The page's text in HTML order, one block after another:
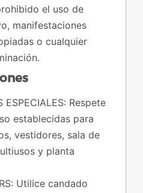
el uso de
manifestaciones
o cualquier
ESPECIALES: Respete
establecidas para
vestidores, sala de
y planta
Utilice candado